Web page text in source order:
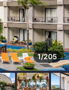
1/205